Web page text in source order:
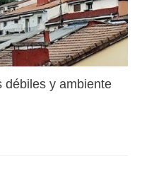
débiles y ambiente